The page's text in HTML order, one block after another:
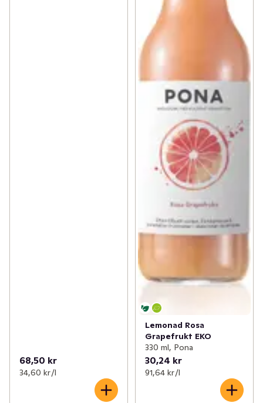
68,50 kr
34,60 kr /l
Lemonad Rosa
Grapefrukt EKO
330 ml, Pona
30,24 kr
91,64 kr /l